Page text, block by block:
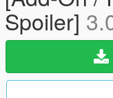
Spoiler]